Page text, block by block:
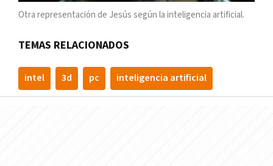
Otra representación de Jesús según la inteligencia artificial.
TEMAS RELACIONADOS
intel 3d pc inteligencia artificial